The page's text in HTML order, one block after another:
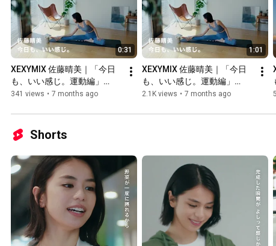
0:31
XEXYMIX 佐藤晴美｜「今日
も、いい感じ。運動編」
(30sec ver.)
341 views • 7 months ago
1:01
XEXYMIX 佐藤晴美｜「今日
も、いい感じ。運動編」
(60sec ver.)
2.1K views • 7 months ago
Shorts